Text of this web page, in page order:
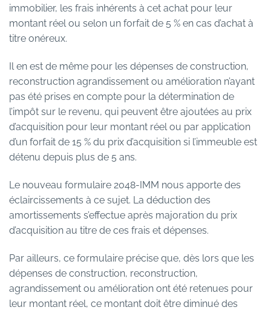
immobilier, les frais inhérents à cet achat pour leur
montant réel ou selon un forfait de 5 % en cas d’achat à
titre onéreux.
Il en est de même pour les dépenses de construction,
reconstruction agrandissement ou amélioration n’ayant
pas été prises en compte pour la détermination de
l’impôt sur le revenu, qui peuvent être ajoutées au prix
d’acquisition pour leur montant réel ou par application
d’un forfait de 15 % du prix d’acquisition si l’immeuble est
détenu depuis plus de 5 ans.
Le nouveau formulaire 2048-IMM nous apporte des
éclaircissements à ce sujet. La déduction des
amortissements s’effectue après majoration du prix
d’acquisition au titre de ces frais et dépenses.
Par ailleurs, ce formulaire précise que, dès lors que les
dépenses de construction, reconstruction,
agrandissement ou amélioration ont été retenues pour
leur montant réel, ce montant doit être diminué des